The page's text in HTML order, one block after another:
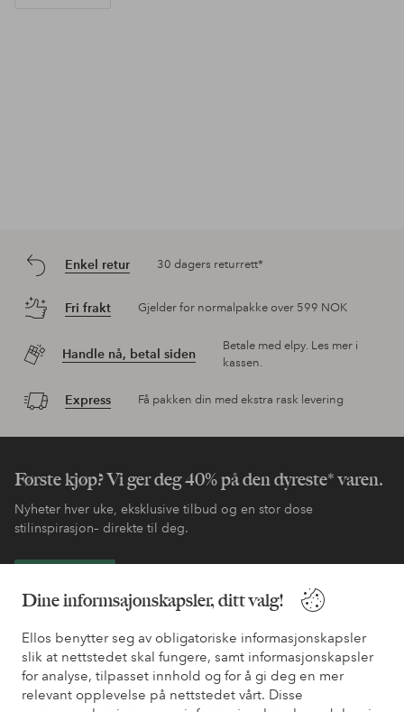
Dine informsajonskapsler, ditt valg!
Ellos benytter seg av obligatoriske informasjonskapsler
slik at nettstedet skal fungere, samt informasjonskapsler
for analyse, tilpasset innhold og for å gi deg en mer
relevant opplevelse på nettstedet vårt. Disse
Enkel retur 30 dagers returrett*
Fri frakt Gjelder for normalpakke over 599 NOK
Handle nå, betal siden
Betale med elpy. Les mer i
kassen.
Express Få pakken din med ekstra rask levering
Første kjøp? Vi ger deg 40% på den dyreste* varen.
Nyheter hver uke, eksklusive tilbud og en stor dose
stilinspirasjon– direkte til deg.
Trenger du hjelp?